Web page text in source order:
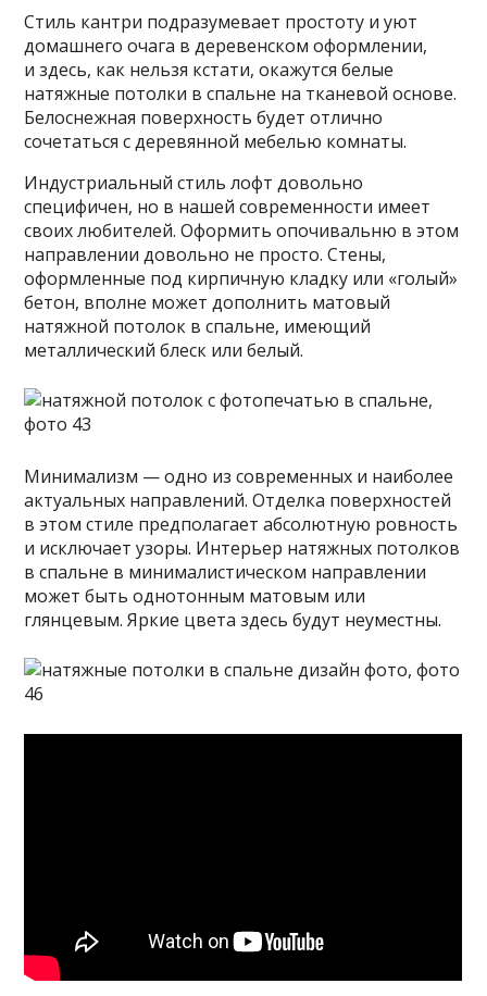
Стиль кантри подразумевает простоту и уют
домашнего очага в деревенском оформлении,
и здесь, как нельзя кстати, окажутся белые
натяжные потолки в спальне на тканевой основе.
Белоснежная поверхность будет отлично
сочетаться с деревянной мебелью комнаты.
Индустриальный стиль лофт довольно
специфичен, но в нашей современности имеет
своих любителей. Оформить опочивальню в этом
направлении довольно не просто. Стены,
оформленные под кирпичную кладку или «голый»
бетон, вполне может дополнить матовый
натяжной потолок в спальне, имеющий
металлический блеск или белый.
Минимализм — одно из современных и наиболее
актуальных направлений. Отделка поверхностей
в этом стиле предполагает абсолютную ровность
и исключает узоры. Интерьер натяжных потолков
в спальне в минималистическом направлении
может быть однотонным матовым или
глянцевым. Яркие цвета здесь будут неуместны.